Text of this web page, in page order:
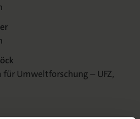
Umweltforschung – UFZ,